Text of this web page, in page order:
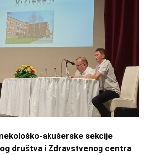
akušerske sekcije
društva i Zdravstvenog centra